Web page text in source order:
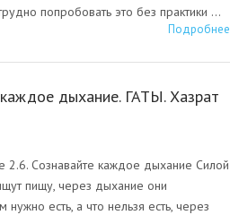
попробовать это без практики …
Подробнее
дыхание. ГАТЫ. Хазрат
2.6. Сознавайте каждое дыхание Силой
пищу, через дыхание они
нужно есть, а что нельзя есть, через